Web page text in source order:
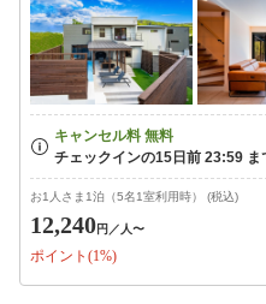
お1人さま1泊（5名1室利用時） (税込)
12,240円 ／人〜
ポイント(1%)